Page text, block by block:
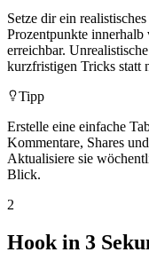
Setze dir ein
Prozentpunkte
erreichbar.
kurzfristigen Tricks statt
Tipp
Erstelle eine einfache
Kommentare, Shares
Aktualisiere sie
Blick.
2
Hook in 3